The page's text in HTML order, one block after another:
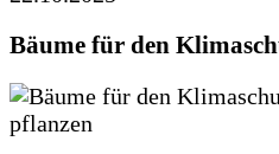
Bäume für den